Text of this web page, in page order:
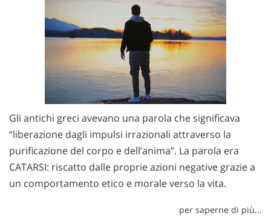
Gli antichi greci avevano una parola che significava
“liberazione dagli impulsi irrazionali attraverso la
purificazione del corpo e dell’anima”. La parola era
CATARSI: riscatto dalle proprie azioni negative grazie a
un comportamento etico e morale verso la vita.
per saperne di più...